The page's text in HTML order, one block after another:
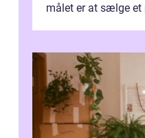
målet er at sælge et